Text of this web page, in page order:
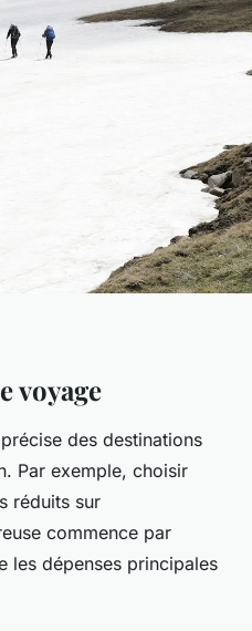
voyage
des destinations
Par exemple, choisir
réduits sur
commence par
les dépenses principales